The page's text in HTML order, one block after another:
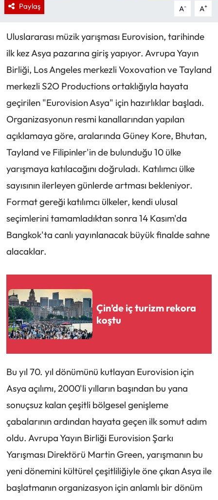
Paylaş A- A+
Uluslararası müzik yarışması Eurovision, tarihinde
ilk kez Asya pazarına giriş yapıyor. Avrupa Yayın
Birliği, Los Angeles merkezli Voxovation ve Tayland
merkezli S2O Productions ortaklığıyla hayata
geçirilen "Eurovision Asya" için hazırlıklar başladı.
Organizasyonun resmi kanallarından yapılan
açıklamaya göre, aralarında Güney Kore, Bhutan,
Tayland ve Filipinler'in de bulunduğu 10 ülke
yarışmaya katılacağını doğruladı. Katılımcı ülke
sayısının ilerleyen günlerde artması bekleniyor.
Format gereği katılımcı ülkeler, kendi ulusal
seçimlerini tamamladıktan sonra 14 Kasım'da
Bangkok'ta canlı yayınlanacak büyük finalde sahne
alacaklar.
Çin’de iç turizm rekora
koştu
Bu yıl 70. yıl dönümünü kutlayan Eurovision için
Asya açılımı, 2000'li yılların başından bu yana
sonuçsuz kalan çeşitli bölgesel genişleme
çabalarının ardından hayata geçen ilk somut adım
oldu. Avrupa Yayın Birliği Eurovision Şarkı
Yarışması Direktörü Martin Green, yarışmanın bu
yeni dönemini kültürel çeşitliliğiyle öne çıkan Asya ile
başlatmanın organizasyon için anlamlı bir dönüm